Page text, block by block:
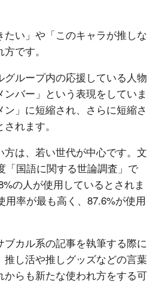
たい」や「このキャラが推しな
方です。
グループ内の応援している人物
バー」という表現をしていま
ン」に短縮され、さらに短縮さ
れます。
方は、若い世代が中心です。文
「国語に関する世論調査」で
の人が使用しているとされま
用率が最も高く、87.6%が使用
カル系の記事を執筆する際に
し活や推しグッズなどの言葉
からも新たな使われ方をする可